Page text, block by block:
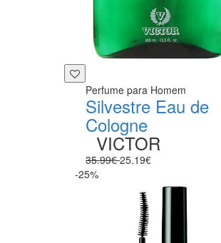
Perfume para Homem
Silvestre Eau de
Cologne
VICTOR
35.99€25.19€
-25%